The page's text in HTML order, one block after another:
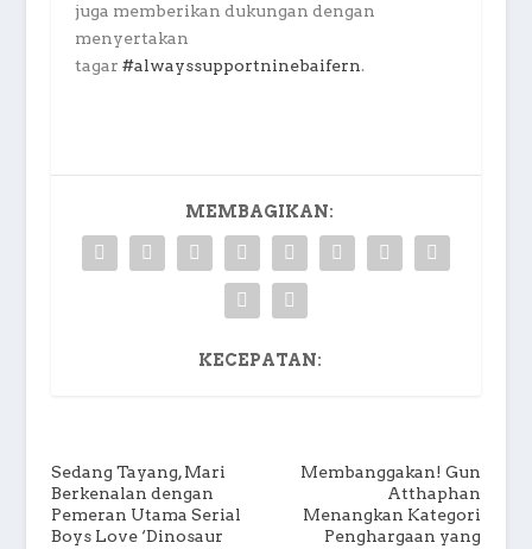
juga memberikan dukungan dengan
menyertakan
tagar #alwayssupportninebaifern.
MEMBAGIKAN:
KECEPATAN:
Sedang Tayang, Mari
Berkenalan dengan
Pemeran Utama Serial
Boys Love ‘Dinosaur
Membanggakan! Gun
Atthaphan
Menangkan Kategori
Penghargaan yang